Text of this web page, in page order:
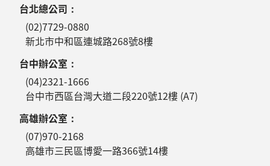
台北總公司：
(02)7729-0880
新北市中和區連城路268號8樓
台中辦公室：
(04)2321-1666
台中市西區台灣大道二段220號12樓 (A7)
高雄辦公室：
(07)970-2168
高雄市三民區博愛一路366號14樓